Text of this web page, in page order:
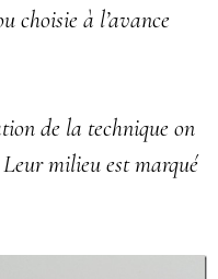
choisie à l’avance
de la technique on
milieu est marqué